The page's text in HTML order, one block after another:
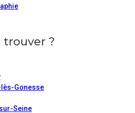
trouver ?
Gonesse
Seine